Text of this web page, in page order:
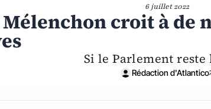
6 juillet 2022
Mélenchon croit à de
Si le Parlement reste
Rédaction d'Atlantico